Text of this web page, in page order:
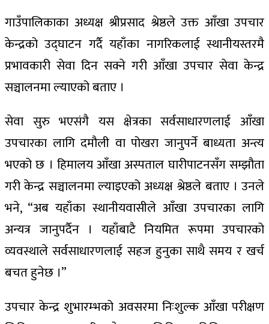
गाउँपालिकाका अध्यक्ष श्रीप्रसाद श्रेष्ठले उक्त आँखा उपचार
केन्द्रको उद्घाटन गर्दै यहाँका नागरिकलाई स्थानीयस्तरमै
प्रभावकारी सेवा दिन सक्ने गरी आँखा उपचार सेवा केन्द्र
सञ्चालनमा ल्याएको बताए ।
सेवा सुरु भएसंगै यस क्षेत्रका सर्वसाधारणलाई आँखा
उपचारका लागि दमौली वा पोखरा जानुपर्ने बाध्यता अन्त्य
भएको छ । हिमालय आँखा अस्पताल घारीपाटनसँग सम्झौता
गरी केन्द्र सञ्चालनमा ल्याइएको अध्यक्ष श्रेष्ठले बताए । उनले
भने, “अब यहाँका स्थानीयवासीले आँखा उपचारका लागि
अन्यत्र जानुपर्दैन । यहाँबाटै नियमित रूपमा उपचारको
व्यवस्थाले सर्वसाधारणलाई सहज हुनुका साथै समय र खर्च
बचत हुनेछ ।”
उपचार केन्द्र शुभारम्भको अवसरमा निःशुल्क आँखा परीक्षण